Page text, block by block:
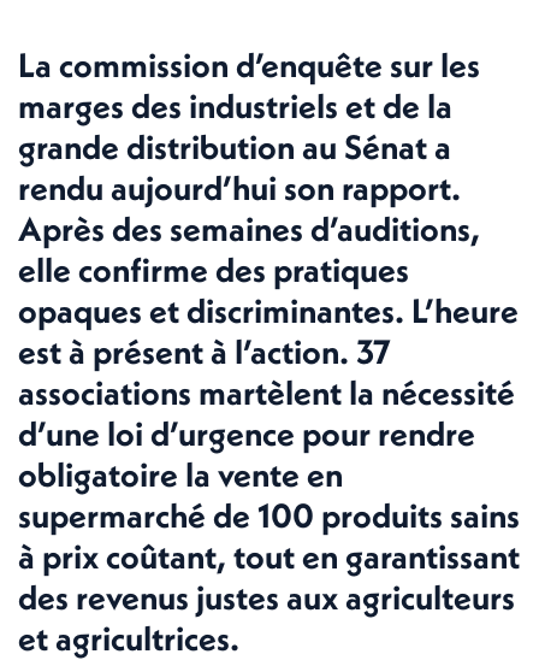
La commission d’enquête sur les
marges des industriels et de la
grande distribution au Sénat a
rendu aujourd’hui son rapport.
Après des semaines d’auditions,
elle confirme des pratiques
opaques et discriminantes. L’heure
est à présent à l’action. 37
associations martèlent la nécessité
d’une loi d’urgence pour rendre
obligatoire la vente en
supermarché de 100 produits sains
à prix coûtant, tout en garantissant
des revenus justes aux agriculteurs
et agricultrices.